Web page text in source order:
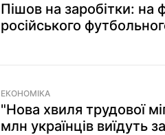
Пішов на заробітки: на
російського
ЕКОНОМІКА
"Нова хвиля трудової
млн українців виїдуть